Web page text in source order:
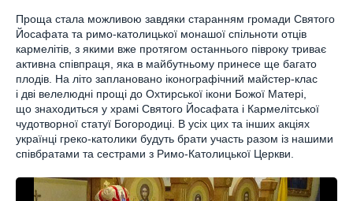
Проща стала можливою завдяки старанням громади Святого
Йосафата та римо-католицької монашої спільноти отців
кармелітів, з якими вже протягом останнього півроку триває
активна співпраця, яка в майбутньому принесе ще багато
плодів. На літо заплановано іконографічний майстер-клас
і дві велелюдні прощі до Охтирської ікони Божої Матері,
що знаходиться у храмі Святого Йосафата і Кармелітської
чудотворної статуї Богородиці. В усіх цих та інших акціях
українці греко-католики будуть брати участь разом із нашими
співбратами та сестрами з Римо-Католицької Церкви.